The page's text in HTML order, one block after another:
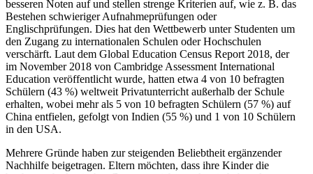
besseren Noten auf und stellen strenge Kriterien auf, wie z. B. das
Bestehen schwieriger Aufnahmeprüfungen oder
Englischprüfungen. Dies hat den Wettbewerb unter Studenten um
den Zugang zu internationalen Schulen oder Hochschulen
verschärft. Laut dem Global Education Census Report 2018, der
im November 2018 von Cambridge Assessment International
Education veröffentlicht wurde, hatten etwa 4 von 10 befragten
Schülern (43 %) weltweit Privatunterricht außerhalb der Schule
erhalten, wobei mehr als 5 von 10 befragten Schülern (57 %) auf
China entfielen, gefolgt von Indien (55 %) und 1 von 10 Schülern
in den USA.
Mehrere Gründe haben zur steigenden Beliebtheit ergänzender
Nachhilfe beigetragen. Eltern möchten, dass ihre Kinder die